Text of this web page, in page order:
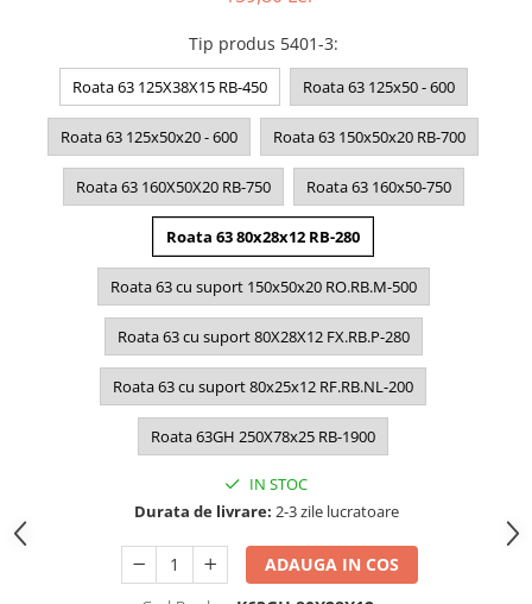
Tip produs 5401-3:
Roata 63 125X38X15 RB-450 Roata 63 125x50 - 600
Roata 63 125x50x20 - 600 Roata 63 150x50x20 RB-700
Roata 63 160X50X20 RB-750 Roata 63 160x50-750
Roata 63 80x28x12 RB-280
Roata 63 cu suport 150x50x20 RO.RB.M-500
Roata 63 cu suport 80X28X12 FX.RB.P-280
Roata 63 cu suport 80x25x12 RF.RB.NL-200
Roata 63GH 250X78x25 RB-1900
IN STOC
Durata de livrare: 2-3 zile lucratoare
ADAUGA IN COS